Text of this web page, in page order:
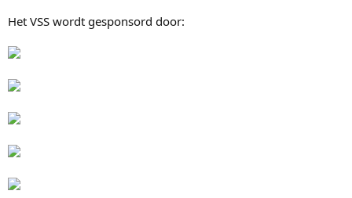
Het VSS wordt gesponsord door: